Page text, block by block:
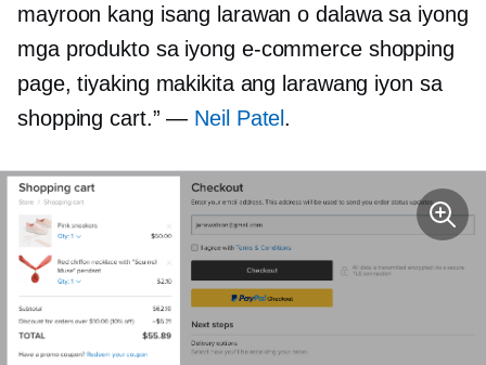
mayroon kang isang larawan o dalawa sa iyong
mga produkto sa iyong e-commerceshopping
page, tiyaking makikita ang larawang iyon sa
shopping cart.” — Neil Patel .